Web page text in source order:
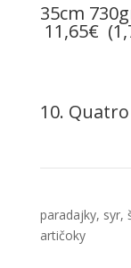
35cm
11,65€
10.
paradajky, syr,
artičoky